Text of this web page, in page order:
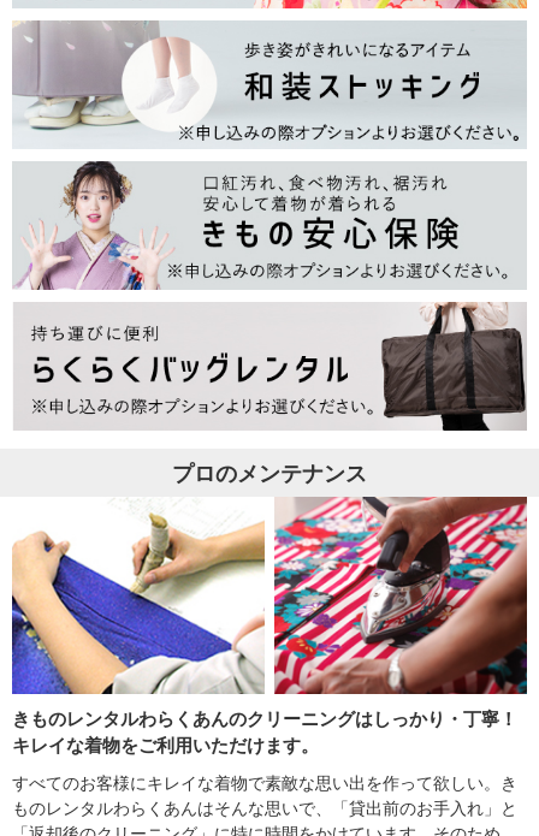
プロのメンテナンス
きものレンタルわらくあんのクリーニングはしっかり・丁寧！
キレイな着物をご利用いただけます。
すべてのお客様にキレイな着物で素敵な思い出を作って欲しい。き
ものレンタルわらくあんはそんな思いで、「貸出前のお手入れ」と